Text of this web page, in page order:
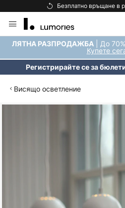
Безплатно връщане в
Прескачане
към
съдържанието
ЛЯТНА РАЗПРОДАЖБА | До
Купете
Регистрирайте се за
Висящо осветление